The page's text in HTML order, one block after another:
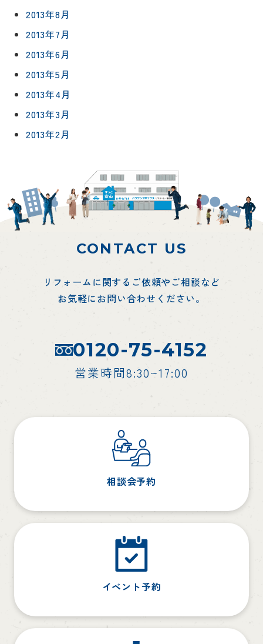
2013年8月
2013年7月
2013年6月
2013年5月
2013年4月
2013年3月
2013年2月
CONTACT US
リフォームに関するご依頼やご相談など
お気軽にお問い合わせください。
0120-75-4152
営業時間8:30~17:00
相談会予約
イベント予約